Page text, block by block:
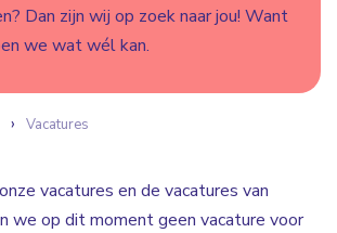
Dan zijn wij op zoek naar jou! Want
we wat wél kan.
Vacatures
vacatures en de vacatures van
we op dit moment geen vacature voor